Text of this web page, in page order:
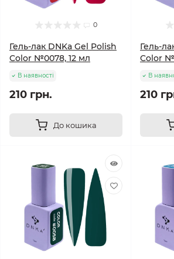
0
Гель-лак DNKa Gel Polish
Color №0078, 12 мл
В наявності
210 грн.
До кошика
Гель-
Color
В
210